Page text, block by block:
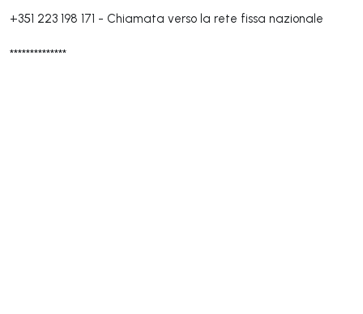
+351 223 198 171 - Chiamata verso la rete fissa nazionale
**************